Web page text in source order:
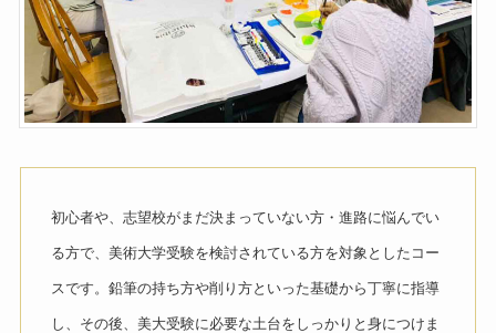
初心者や、志望校がまだ決まっていない方・進路に悩んでい
る方で、美術大学受験を検討されている方を対象としたコー
スです。鉛筆の持ち方や削り方といった基礎から丁寧に指導
し、その後、美大受験に必要な土台をしっかりと身につけま